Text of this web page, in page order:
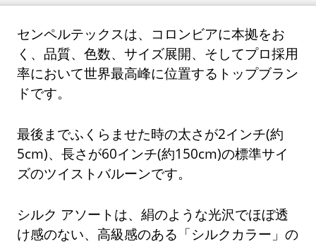
センペルテックスは、コロンビアに本拠をお
く、品質、色数、サイズ展開、そしてプロ採用
率において世界最高峰に位置するトップブラン
ドです。
最後までふくらませた時の太さが2インチ(約
5cm)、長さが60インチ(約150cm)の標準サイ
ズのツイストバルーンです。
シルク アソートは、絹のような光沢でほぼ透
け感のない、高級感のある「シルクカラー」の